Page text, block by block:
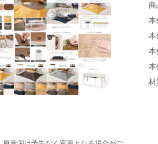
商
本
本
本
本
材